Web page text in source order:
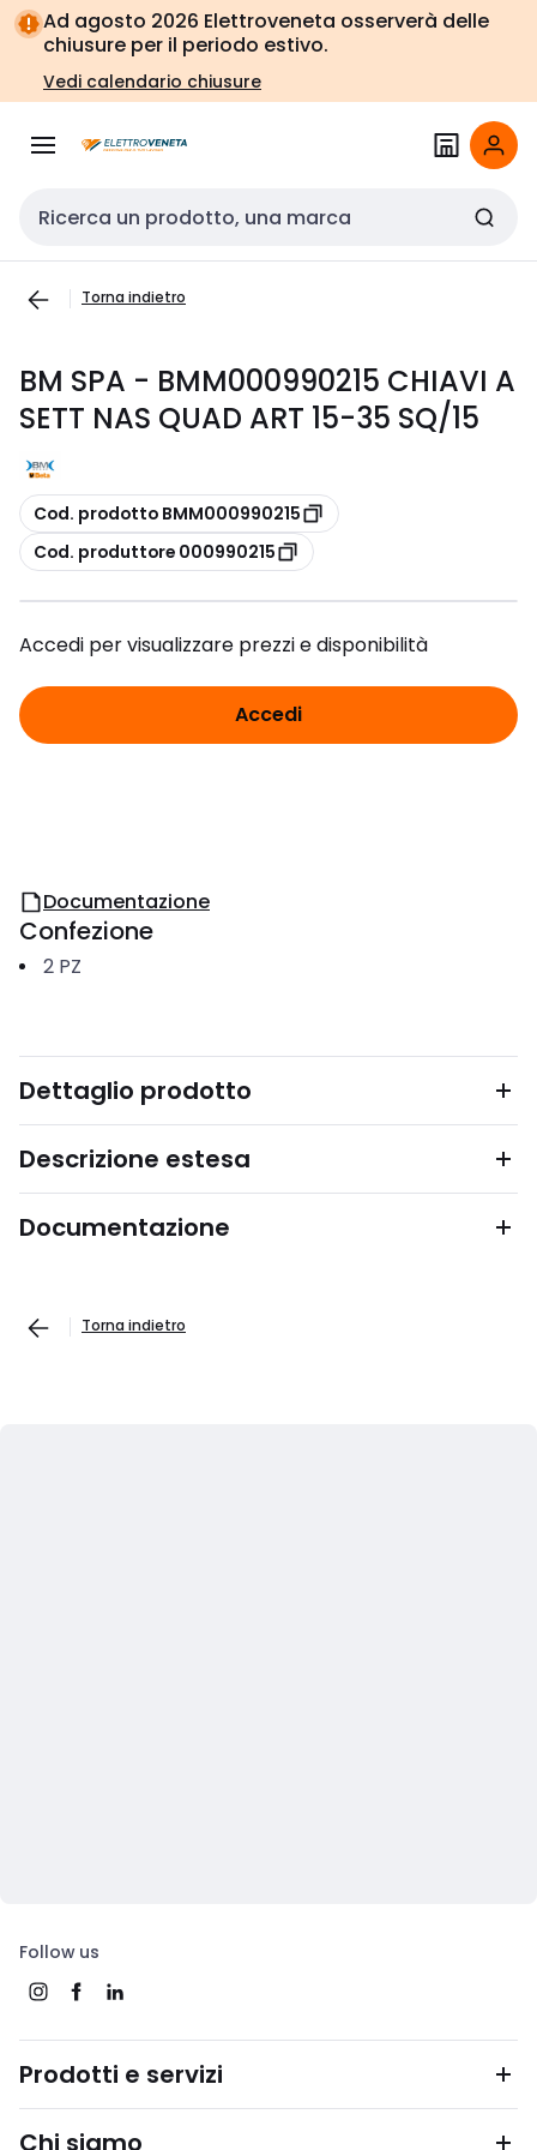
Vai alla
navigazione
Vai
alla
pagina
Ad agosto 2026 Elettroveneta osserverà delle
chiusure per il periodo estivo.
Vedi calendario chiusure
Cerca input
Torna indietro
BM SPA - BMM000990215 CHIAVI A
SETT NAS QUAD ART 15-35 SQ/15
copia
Cod. prodotto BMM000990215
copia
Cod. produttore 000990215
Accedi per visualizzare prezzi e disponibilità
Accedi
Documentazione
Confezione
2 PZ
Dettaglio prodotto
Descrizione estesa
Documentazione
Torna indietro
Follow us
Prodotti e servizi
Chi siamo